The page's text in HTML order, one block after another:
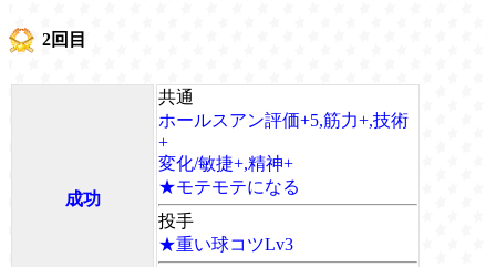
2回目
成功
共通
ホールスアン評価+5,筋力+,技術
+
変化/敏捷+,精神+
★モテモテになる
投手
★重い球コツLv3